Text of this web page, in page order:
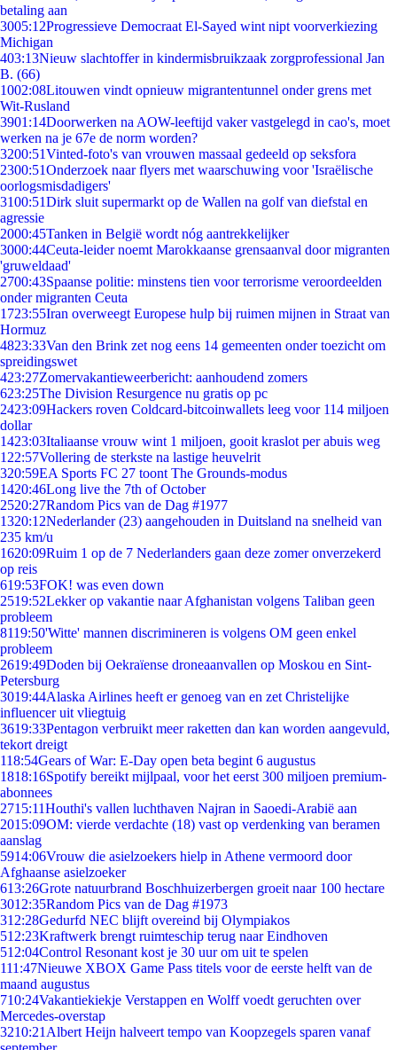
betaling aan
3005:12Progressieve Democraat El-Sayed wint nipt voorverkiezing
Michigan
403:13Nieuw slachtoffer in kindermisbruikzaak zorgprofessional Jan
B. (66)
1002:08Litouwen vindt opnieuw migrantentunnel onder grens met
Wit-Rusland
3901:14Doorwerken na AOW-leeftijd vaker vastgelegd in cao's, moet
werken na je 67e de norm worden?
3200:51Vinted-foto's van vrouwen massaal gedeeld op seksfora
2300:51Onderzoek naar flyers met waarschuwing voor 'Israëlische
oorlogsmisdadigers'
3100:51Dirk sluit supermarkt op de Wallen na golf van diefstal en
agressie
2000:45Tanken in België wordt nóg aantrekkelijker
3000:44Ceuta-leider noemt Marokkaanse grensaanval door migranten
'gruweldaad'
2700:43Spaanse politie: minstens tien voor terrorisme veroordeelden
onder migranten Ceuta
1723:55Iran overweegt Europese hulp bij ruimen mijnen in Straat van
Hormuz
4823:33Van den Brink zet nog eens 14 gemeenten onder toezicht om
spreidingswet
423:27Zomervakantieweerbericht: aanhoudend zomers
623:25The Division Resurgence nu gratis op pc
2423:09Hackers roven Coldcard-bitcoinwallets leeg voor 114 miljoen
dollar
1423:03Italiaanse vrouw wint 1 miljoen, gooit kraslot per abuis weg
1 22:57Vollering de sterkste na lastige heuvelrit
320:59EA Sports FC 27 toont The Grounds-modus
1420:46Long live the 7th of October
2520:27Random Pics van de Dag #1977
1320:12Nederlander (23) aangehouden in Duitsland na snelheid van
235 km/u
1620:09Ruim 1 op de 7 Nederlanders gaan deze zomer onverzekerd
op reis
619:53FOK! was even down
2519:52Lekker op vakantie naar Afghanistan volgens Taliban geen
probleem
8119:50'Witte' mannen discrimineren is volgens OM geen enkel
probleem
2619:49Doden bij Oekraïense droneaanvallen op Moskou en Sint-
Petersburg
3019:44Alaska Airlines heeft er genoeg van en zet Christelijke
influencer uit vliegtuig
3619:33Pentagon verbruikt meer raketten dan kan worden aangevuld,
tekort dreigt
118:54Gears of War: E-Day open beta begint 6 augustus
1818:16Spotify bereikt mijlpaal, voor het eerst 300 miljoen premium-
abonnees
2715:11Houthi's vallen luchthaven Najran in Saoedi-Arabië aan
2015:09OM: vierde verdachte (18) vast op verdenking van beramen
aanslag
5914:06Vrouw die asielzoekers hielp in Athene vermoord door
Afghaanse asielzoeker
613:26Grote natuurbrand Boschhuizerbergen groeit naar 100 hectare
3012:35Random Pics van de Dag #1973
312:28Gedurfd NEC blijft overeind bij Olympiakos
512:23Kraftwerk brengt ruimteschip terug naar Eindhoven
512:04Control Resonant kost je 30 uur om uit te spelen
111:47Nieuwe XBOX Game Pass titels voor de eerste helft van de
maand augustus
710:24Vakantiekiekje Verstappen en Wolff voedt geruchten over
Mercedes-overstap
3210:21 Albert Heijn halveert tempo van Koopzegels sparen vanaf